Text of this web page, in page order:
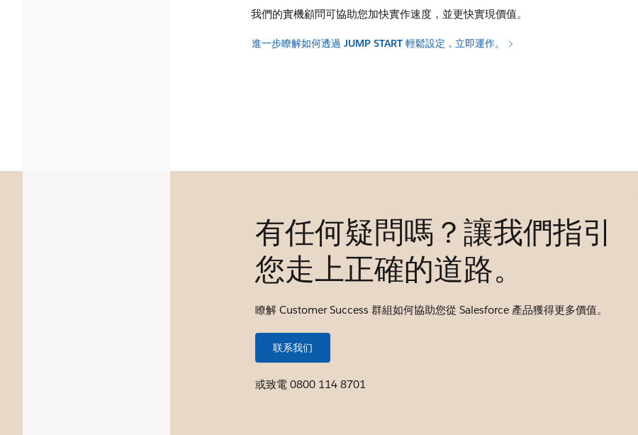
我們的實機顧問可協助您加快實作速度，並更快實現價值。
進一步瞭解如何透過 JUMP START 輕鬆設定，立即運作。
有任何疑問嗎？讓我們指引
您走上正確的道路。
瞭解 Customer Success 群組如何協助您從 Salesforce 產品獲得更多價值。
联系我们
或致電 0800 114 8701